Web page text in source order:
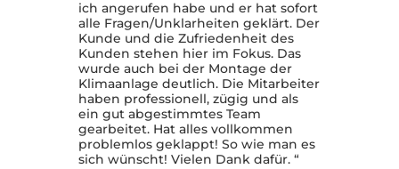
ich angerufen habe und er hat sofort
alle Fragen/Unklarheiten geklärt. Der
Kunde und die Zufriedenheit des
Kunden stehen hier im Fokus. Das
wurde auch bei der Montage der
Klimaanlage deutlich. Die Mitarbeiter
haben professionell, zügig und als
ein gut abgestimmtes Team
gearbeitet. Hat alles vollkommen
problemlos geklappt! So wie man es
sich wünscht! Vielen Dank dafür. “